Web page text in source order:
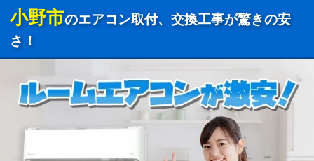
小野市のエアコン取付、交換工事が驚きの安
さ！